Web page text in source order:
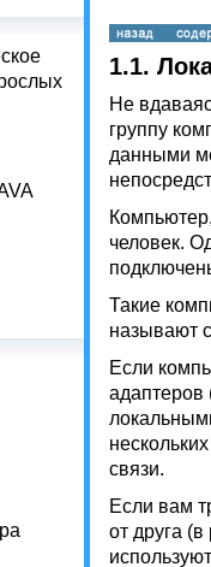
1.1.
Не
группу
данными
человек.
Такие
называют
Если
адаптеров
связи.
Если вам
от друга